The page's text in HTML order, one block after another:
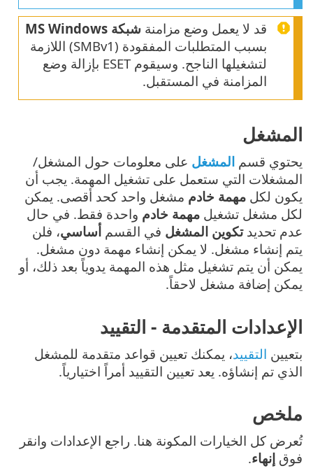
قد لا يعمل وضع مزامنة شبكة MS Windows
بسبب المتطلبات المفقودة (SMBv1) اللازمة
لتشغيلها الناجح. وسيقوم ESET بإزالة وضع
المزامنة في المستقبل.
المشغل
يحتوي قسم المشغل على معلومات حول المشغل/
المشغلات التي ستعمل على تشغيل المهمة. يجب أن
يكون لكل مهمة خادم مشغل واحد كحد أقصى. يمكن
لكل مشغل تشغيل مهمة خادم واحدة فقط. في حال
عدم تحديدتكوين المشغل في القسم أساسي، فلن
يتم إنشاء مشغل. لا يمكن إنشاء مهمة دون مشغل.
يمكن أن يتم تشغيل مثل هذه المهمة يدوياً بعد ذلك، أو
يمكن إضافة مشغل لاحقاً.
الإعدادات المتقدمة - التقييد
بتعيين التقييد، يمكنك تعيين قواعد متقدمة للمشغل
الذي تم إنشاؤه. يعد تعيين التقييد أمراً اختيارياً.
ملخص
تُعرض كل الخيارات المكونة هنا. راجع الإعدادات وانقر
فوق إنهاء.